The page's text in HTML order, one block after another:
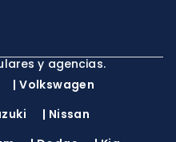
y agencias.
|Volkswagen
| Nissan